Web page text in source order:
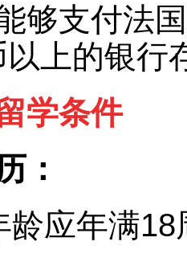
够支付法
上的银行
学条件
：
龄应年满18